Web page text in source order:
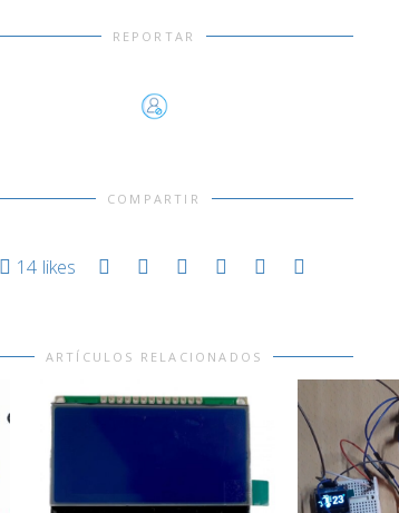
REPORTAR
COMPARTIR
14 likes
ARTÍCULOS RELACIONADOS